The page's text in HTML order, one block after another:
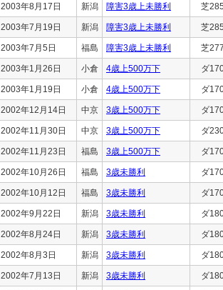
2003年8月17日 新潟 障害3歳上未勝利 芝
2003年7月19日 新潟 障害3歳上未勝利 芝
2003年7月5日 福島 障害3歳上未勝利 芝
2003年1月26日 小倉 4歳上500万下 ダ
2003年1月19日 小倉 4歳上500万下 ダ
2002年12月14日 中京 3歳上500万下 ダ
2002年11月30日 中京 3歳上500万下 ダ
2002年11月23日 福島 3歳上500万下 ダ
2002年10月26日 福島 3歳未勝利 ダ
2002年10月12日 福島 3歳未勝利 ダ
2002年9月22日 新潟 3歳未勝利 ダ
2002年8月24日 新潟 3歳未勝利 ダ
2002年8月3日 新潟 3歳未勝利 ダ
2002年7月13日 新潟 3歳未勝利 ダ